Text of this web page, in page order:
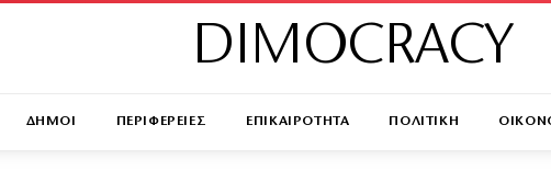
DIMOCRACY
ΔΗΜΟΙ ΠΕΡΙΦΕΡΕΙΕΣ ΕΠΙΚΑΙΡΟΤΗΤΑ ΠΟΛΙΤΙΚΗ